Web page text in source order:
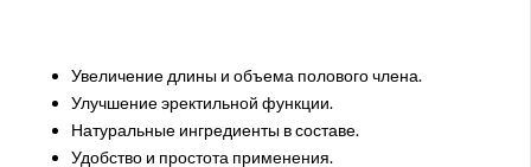
Увеличение длины и объема полового члена.
Улучшение эректильной функции.
Натуральные ингредиенты в составе.
Удобство и простота применения.